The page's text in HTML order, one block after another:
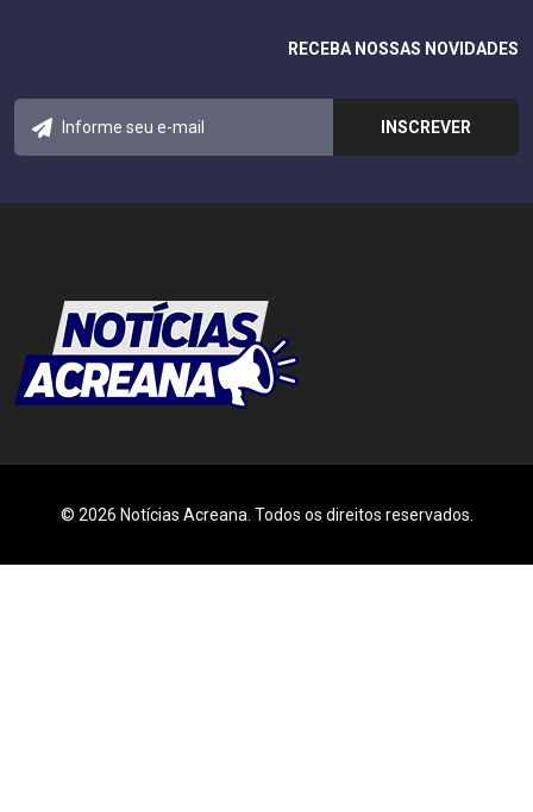
RECEBA NOSSAS NOVIDADES
© 2026 Notícias Acreana. Todos os direitos reservados.